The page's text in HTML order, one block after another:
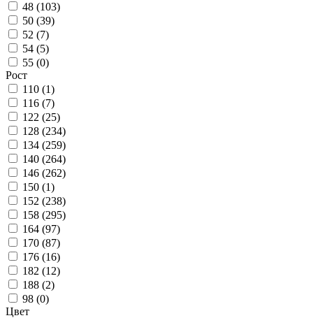
48 (103)
50 (39)
52 (7)
54 (5)
55 (0)
Рост
110 (1)
116 (7)
122 (25)
128 (234)
134 (259)
140 (264)
146 (262)
150 (1)
152 (238)
158 (295)
164 (97)
170 (87)
176 (16)
182 (12)
188 (2)
98 (0)
Цвет